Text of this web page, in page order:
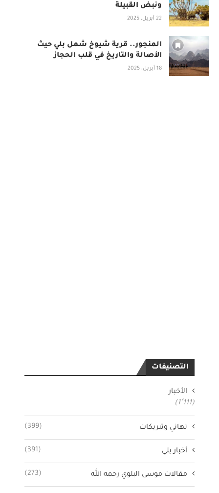
ونبض القبيلة
22 أبريل، 2025
المنجور.. قرية شيوخ شمل بلي حيث
الأصالة والتاريخ في قلب الحجاز
18 أبريل، 2025
التصنيفات
الأخبار
(1٬111)
تهاني وتبريكات (399)
أخبار بلي (391)
مقالات موسى البلوي رحمه الله (273)